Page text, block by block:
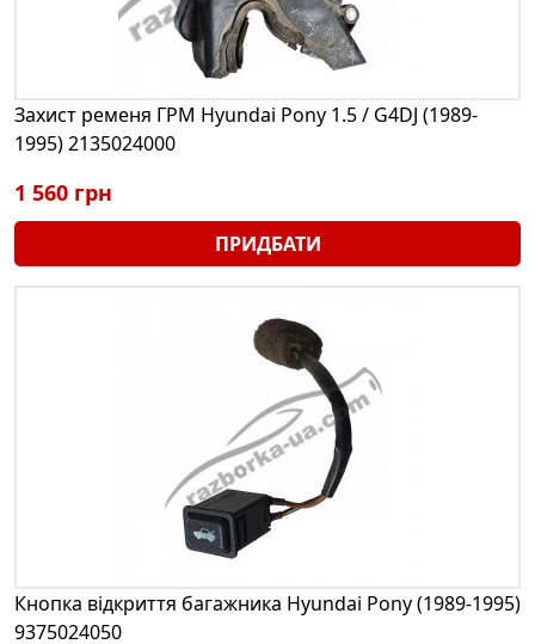
Захист ременя ГРМ Hyundai Pony 1.5 / G4DJ (1989-
1995) 2135024000
1 560 грн
ПРИДБАТИ
Кнопка відкриття багажника Hyundai Pony (1989-1995)
9375024050